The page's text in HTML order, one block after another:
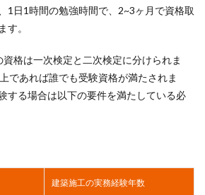
1日1時間の勉強時間で、2~3ヶ月で資格取
す。
格は一次検定と二次検定に分けられま
であれば誰でも受験資格が満たされま
する場合は以下の要件を満たしている必
建築施工の実務経験年数